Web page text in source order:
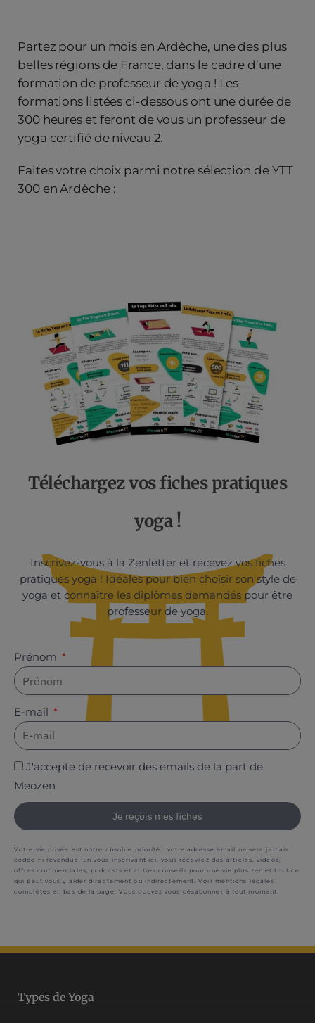
Partez pour un mois en Ardèche, une des plus
belles régions de France, dans le cadre d’une
formation de professeur de yoga ! Les
formations listées ci-dessous ont une durée de
300 heures et feront de vous un professeur de
yoga certifié de niveau 2.
Faites votre choix parmi notre sélection de YTT
300 en Ardèche :
Téléchargez vos fiches pratiques
yoga !
Inscrivez-vous à la Zenletter et recevez vos fiches
pratiques yoga ! Idéales pour bien choisir son style de
yoga et connaître les diplômes demandés pour être
professeur de yoga.
Prénom
E-mail
J'accepte de recevoir des emails de la part de
Meozen
Je reçois mes fiches
Votre vie privée est notre absolue priorité : votre adresse email ne sera jamais
cédée ni revendue. En vous inscrivant ici, vous recevrez des articles, vidéos,
offres commerciales, podcasts et autres conseils pour une vie plus zen et tout ce
qui peut vous y aider directement ou indirectement. Voir mentions légales
complètes en bas de la page. Vous pouvez vous désabonner à tout moment.
Types de Yoga